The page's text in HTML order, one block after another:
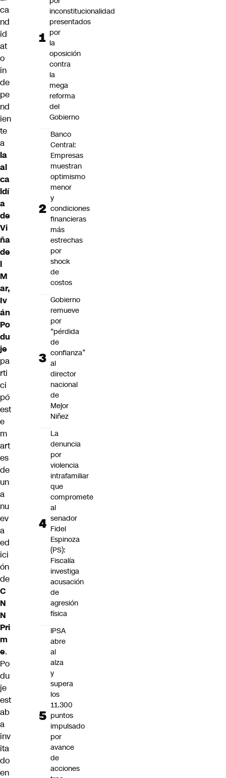
ca
nd
id
at
o
in
de
pe
nd
ien
te
a
la
al
ca
ldí
a
de
Vi
ña
de
l
M
ar,
Iv
án
Po
du
je
pa
rti
ci
pó
est
e
m
art
es
de
un
a
nu
ev
a
ed
ici
ón
de
C
N
N
Pri
m
e.
Po
du
je
est
ab
a
inv
ita
do
en
inconstitucionalidad
presentados
por
la
oposición
contra
la
mega
reforma
del
Gobierno
Banco
Central:
Empresas
muestran
optimismo
menor
y
condiciones
financieras
más
estrechas
por
shock
de
costos
Gobierno
remueve
por
“pérdida
de
confianza”
al
director
nacional
de
Mejor
Niñez
La
denuncia
por
violencia
intrafamiliar
que
compromete
al
senador
Fidel
Espinoza
(PS):
Fiscalía
investiga
acusación
de
agresión
física
IPSA
abre
al
alza
y
supera
los
11.300
puntos
impulsado
por
avance
de
acciones